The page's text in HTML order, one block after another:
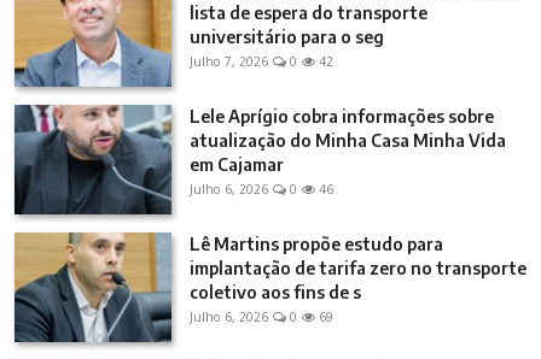
lista de espera do transporte
universitário para o seg
Julho 7, 2026 0 42
Lele Aprígio cobra informações sobre
atualização do Minha Casa Minha Vida
em Cajamar
Julho 6, 2026 0 46
Lê Martins propõe estudo para
implantação de tarifa zero no transporte
coletivo aos fins de s
Julho 6, 2026 0 69